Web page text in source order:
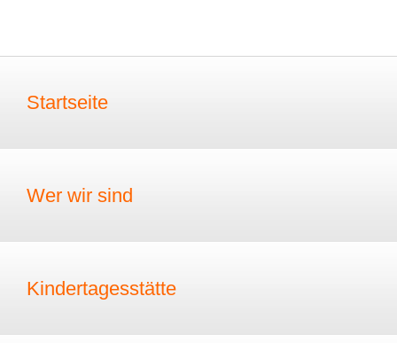
Startseite
Wer wir sind
Kindertagesstätte